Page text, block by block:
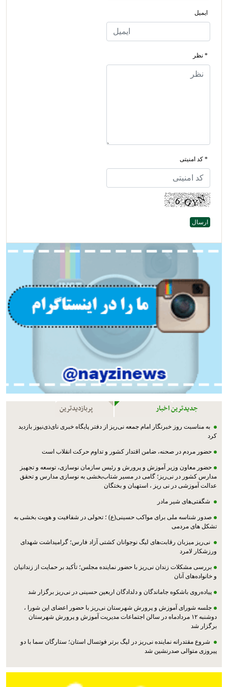
ایمیل
* نظر
* کد امنیتی
جدیدترین اخبار پربازدیدترین
به مناسبت روز خبرنگار امام جمعه نی‌ریز از دفتر پایگاه خبری نای‌ذی‌نیوز بازدید
کرد
حضور مردم در صحنه، ضامن اقتدار کشور و تداوم حرکت انقلاب است
حضور معاون وزیر آموزش و پرورش و رئیس سازمان نوسازی، توسعه و تجهیز
مدارس کشور در نی‌ریز؛ گامی در مسیر شتاب‌بخشی به نوسازی مدارس و تحقق
عدالت آموزشی در نی ریز ، استهبان و بختگان
شگفتی‌های شیر مادر
صدور شناسه ملی برای مواکب حسینی(ع) ؛ تحولی در شفافیت و هویت بخشی به
تشکل های مردمی
نی‌ریز میزبان رقابت‌های لیگ نوجوانان کشتی آزاد فارس؛ گرامیداشت شهدای
ورزشکار لامرد
بررسی مشکلات زندان نی‌ریز با حضور نماینده مجلس؛ تأکید بر حمایت از زندانیان
و خانواده‌های آنان
پیاده‌روی باشکوه جاماندگان و دلدادگان اربعین حسینی در نی‌ریز برگزار شد
جلسه شورای آموزش و پرورش شهرستان نی‌ریز با حضور اعضای این شورا ،
دوشنبه ۱۲ مردادماه در سالن اجتماعات مدیریت آموزش و پرورش شهرستان
برگزار شد
شروع مقتدرانه نماینده نی‌ریز در لیگ برتر فوتسال استان؛ ستارگان سما با دو
پیروزی متوالی صدرنشین شد